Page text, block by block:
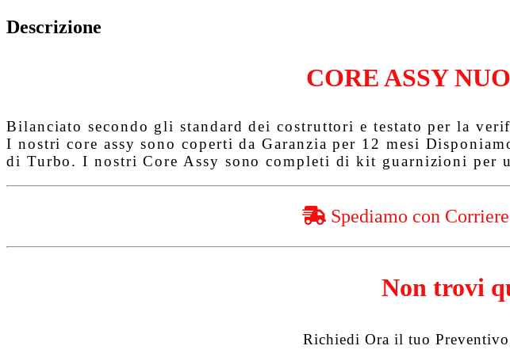
Descrizione
CORE ASSY
Bilanciato secondo gli standard dei costruttori e testato per la
I nostri core assy sono coperti daGaranzia per 12 mesi
di Turbo. I nostri Core Assy sono completi di kit guarnizioni per
Spediamo con
Non trovi
Richiedi Ora il tuo